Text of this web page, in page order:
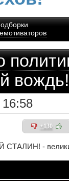
вождь!
+130
СТАЛИН! -